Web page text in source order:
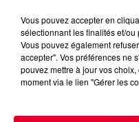
Vous pouvez accepter en
sélectionnant les finalités et/
Vous pouvez également
accepter". Vos préférences ne
pouvez mettre à jour vos
moment via le lien "Gérer les